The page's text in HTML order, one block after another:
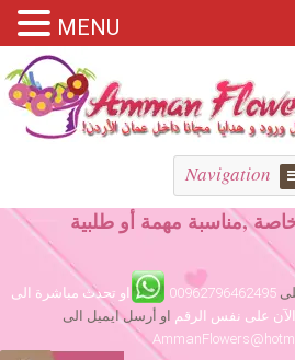
Navigation
,مناسبة مهمة أو طلبية
00962796462495
او تحدث مباشرة الى
على نفس الرقم او أرسل ايميل الى
MENU